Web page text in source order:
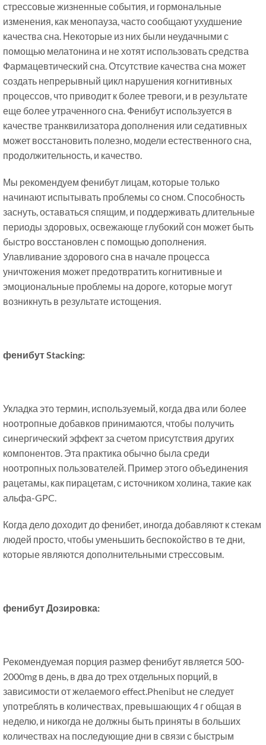
стрессовые жизненные события, и гормональные
изменения, как менопауза, часто сообщают ухудшение
качества сна. Некоторые из них были неудачными с
помощью мелатонина и не хотят использовать средства
Фармацевтический сна. Отсутствие качества сна может
создать непрерывный цикл нарушения когнитивных
процессов, что приводит к более тревоги, и в результате
еще более утраченного сна. Фенибут используется в
качестве транквилизатора дополнения или седативных
может восстановить полезно, модели естественного сна,
продолжительность, и качество.
Мы рекомендуем фенибут лицам, которые только
начинают испытывать проблемы со сном. Способность
заснуть, оставаться спящим, и поддерживать длительные
периоды здоровых, освежающе глубокий сон может быть
быстро восстановлен с помощью дополнения.
Улавливание здорового сна в начале процесса
уничтожения может предотвратить когнитивные и
эмоциональные проблемы на дороге, которые могут
возникнуть в результате истощения.
фенибут Stacking:
Укладка это термин, используемый, когда два или более
ноотропные добавков принимаются, чтобы получить
синергический эффект за счетом присутствия других
компонентов. Эта практика обычно была среди
ноотропных пользователей. Пример этого объединения
рацетамы, как пирацетам, с источником холина, такие как
альфа-GPC.
Когда дело доходит до фенибет, иногда добавляют к стекам
людей просто, чтобы уменьшить беспокойство в те дни,
которые являются дополнительными стрессовым.
фенибут Дозировка:
Рекомендуемая порция размер фенибут является 500-
2000mg в день, в два до трех отдельных порций, в
зависимости от желаемого effect.Phenibut не следует
употреблять в количествах, превышающих 4 г общая в
неделю, и никогда не должны быть приняты в больших
количествах на последующие дни в связи с быстрым